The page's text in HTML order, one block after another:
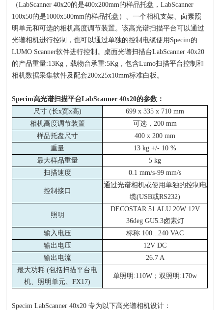
（LabScanner 40x20的是400x200mm的样品托盘，LabScanner
100x50的是1000x500mm的样品托盘）、一个相机支架、卤素照
明单元和可选的相机高度调节装置。该高光谱扫描平台可以通过
光谱相机进行控制，也可以通过单独的控制电缆使用 Specim的
LUMO Scanner软件进行控制。桌面光谱扫描台LabScanner 40x20
的产品重量:13Kg ，载物台承重:5Kg ，包含Lumo扫描平台控制和
相机数据采集软件及配套200x25x10mm标准白板。
Specim高光谱扫描平台LabScanner 40x20的参数：
尺寸 (长x宽x高)
699 x 335 x 710 mm
相机高度调节装置
可选，200 mm
样品托盘尺寸
400 x 200 mm
重量
13 kg +/- 10 %
最大样品重量
5 kg
扫描速度
0.1 mm/s-99 mm/s
控制接口
通过光谱相机或使用单独的控制电
缆(USB或RS232)
照明
DECOSTAR 51 ALU 20W 12V
36deg GU5.3卤素灯
输入电压
标称 100...240 VAC
输出电压
12V DC
输出电流
26.7 A
最大功耗 (包括扫描平台电
机、照明单元、FX17)
单照明:110W；双照明:170w
Specim LabScanner 40x20 专为以下高光谱相机设计：